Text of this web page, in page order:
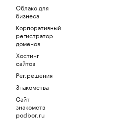
Облако для
бизнеса
Корпоративный
регистратор
доменов
Хостинг
сайтов
Рег.решения
Знакомства
Сайт
знакомств
podbor.ru